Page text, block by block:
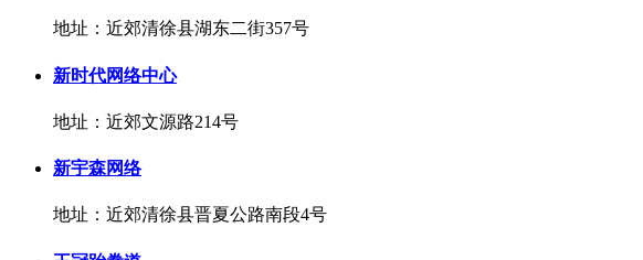
地址：近郊清徐县湖东二街357号
新时代网络中心
地址：近郊文源路214号
新宇森网络
地址：近郊清徐县晋夏公路南段4号